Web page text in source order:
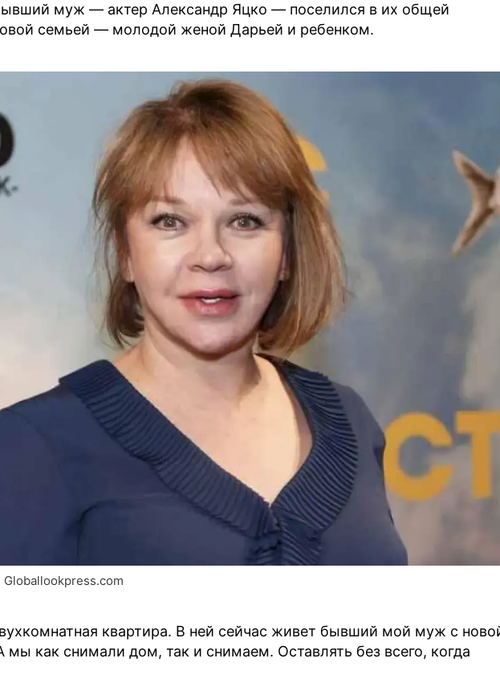
муж — актер Александр Яцко — поселился в их общей
семьей — молодой женой Дарьей и ребенком.
квартира. В ней сейчас живет бывший мой муж с
как снимали дом, так и снимаем. Оставлять без всего, когда